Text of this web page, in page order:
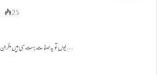
25
یوں تویہ صفات بہت سی ہیں مگر ان میں حسد اور حرص سرِفہرست ہیں، بعض اوقات بندہ کسی…